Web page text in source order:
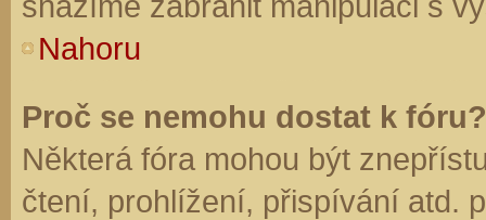
Nahoru
Proč se nemohu dostat k fóru?
Některá fóra mohou být
čtení, prohlížení, přispívání atd.